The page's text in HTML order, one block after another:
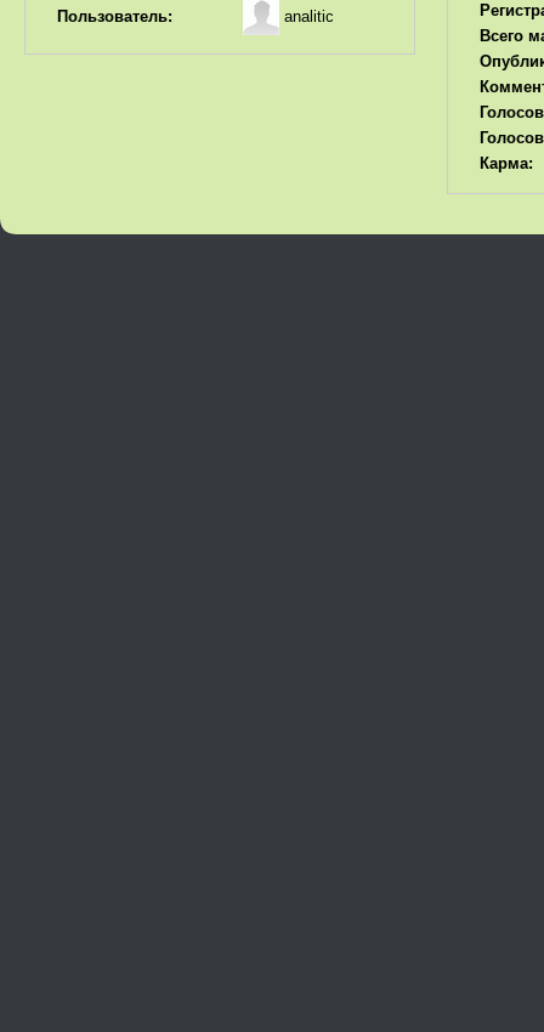
Пользователь: analitic
Всего
Карма: